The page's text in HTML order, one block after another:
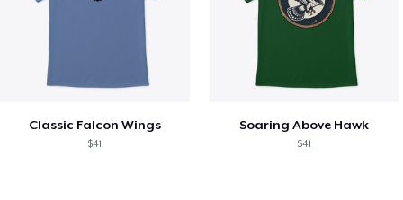
Classic Falcon Wings
$41
Soaring Above Hawk
$41